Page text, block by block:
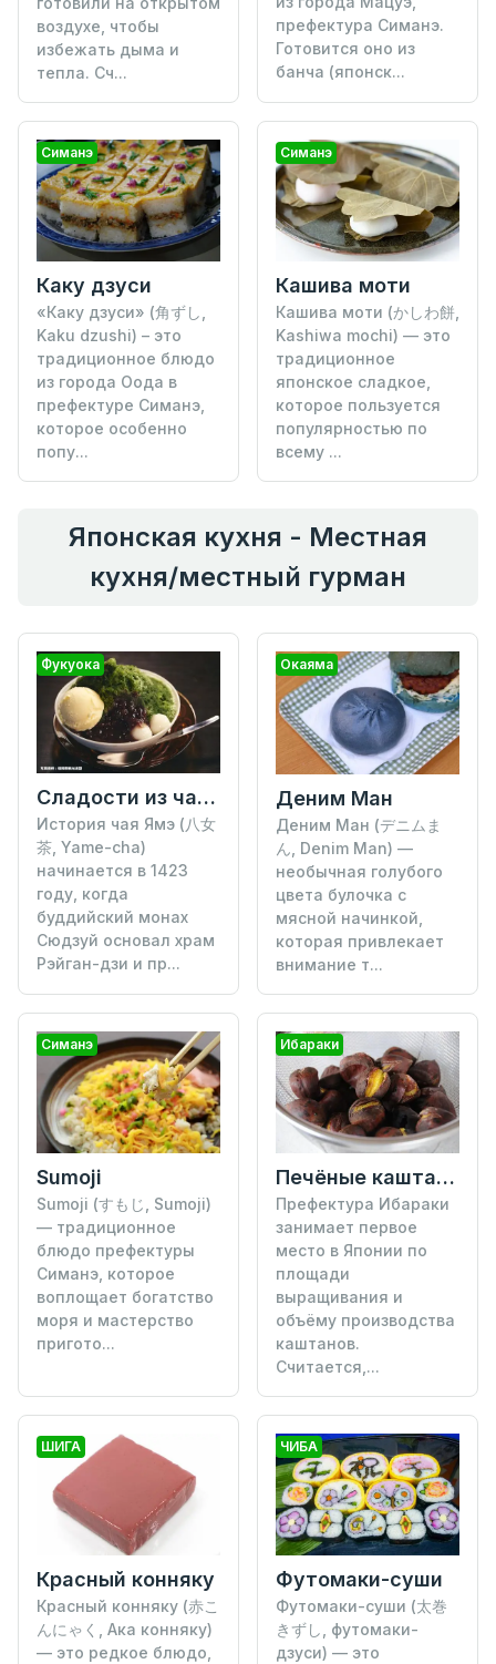
воздухе, чтобы
избежать дыма и
тепла. Сч...
префектура Симанэ.
Готовится оно из
банча (японск...
Симанэ
Каку дзуси
«Каку дзуси» (角ずし,
Kaku dzushi) – это
традиционное блюдо
из города Оода в
префектуре Симанэ,
которое особенно
попу...
Симанэ
Кашива моти
Кашива моти (かしわ餅,
Kashiwa mochi) — это
традиционное
японское сладкое,
которое пользуется
популярностью по
всему ...
Японская кухня - Местная
кухня/местный гурман
Фукуока
Сладости из чая Ямэ
История чая Ямэ (八女
茶, Yame-cha)
начинается в 1423
году, когда
буддийский монах
Сюдзуй основал храм
Рэйган-дзи и пр...
Окаяма
Деним Ман
Деним Ман (デニムま
ん, Denim Man) —
необычная голубого
цвета булочка с
мясной начинкой,
которая привлекает
внимание т...
Симанэ
Sumoji
Sumoji (すもじ, Sumoji)
— традиционное
блюдо префектуры
Симанэ, которое
воплощает богатство
моря и мастерство
пригото...
Ибараки
Печёные каштаны
Префектура Ибараки
занимает первое
место в Японии по
площади
выращивания и
объёму производства
каштанов.
Считается,...
ШИГА
Красный конняку
Красный конняку (赤こ
んにゃく, Ака конняку)
— это редкое блюдо,
ЧИБА
Футомаки-суши
Футомаки-суши (太巻
きずし, футомаки-
дзуси) — это